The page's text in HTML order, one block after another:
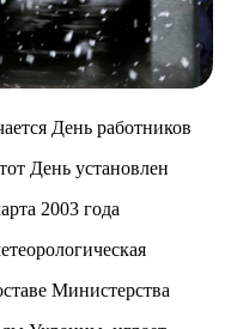
День работников
День установлен
2003 года
Министерства